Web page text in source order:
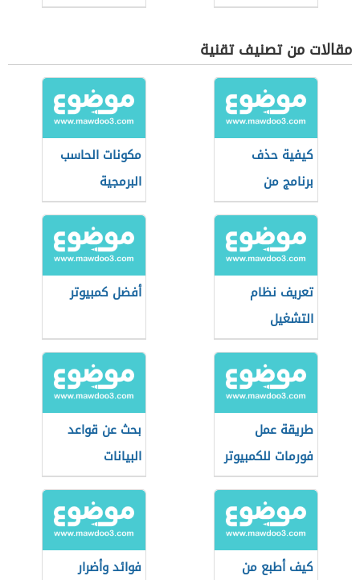
مقالات من تصنيف تقنية
كيفية حذف
برنامج من
الكمبيوتر
مكونات الحاسب
البرمجية
تعريف نظام
التشغيل
أفضل كمبيوتر
طريقة عمل
فورمات للكمبيوتر
بحث عن قواعد
البيانات
كيف أطبع من
فوائد وأضرار